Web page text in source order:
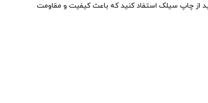
از چاپ سیلک استفاد کنید که باعث کیفیت و مقاومت